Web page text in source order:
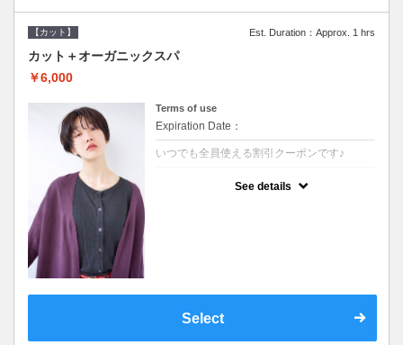
【カット】 Est. Duration：Approx. 1 hrs
カット＋オーガニックスパ
￥6,000
Terms of use
Expiration Date：
いつでも全員使える割引クーポンです♪
See details
Select